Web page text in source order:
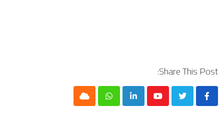
Share This Post:
Youtube
LinkedIn
Whatsapp
Cloud